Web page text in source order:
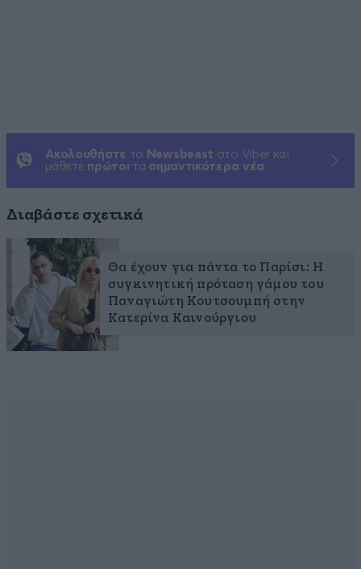
Ακολουθήστε το Newsbeast στο Viber και
μάθετε πρώτοι τα σημαντικότερα νέα
Διαβάστε σχετικά
Θα έχουν για πάντα το Παρίσι: Η
συγκινητική πρόταση γάμου του
Παναγιώτη Κουτσουμπή στην
Κατερίνα Καινούργιου